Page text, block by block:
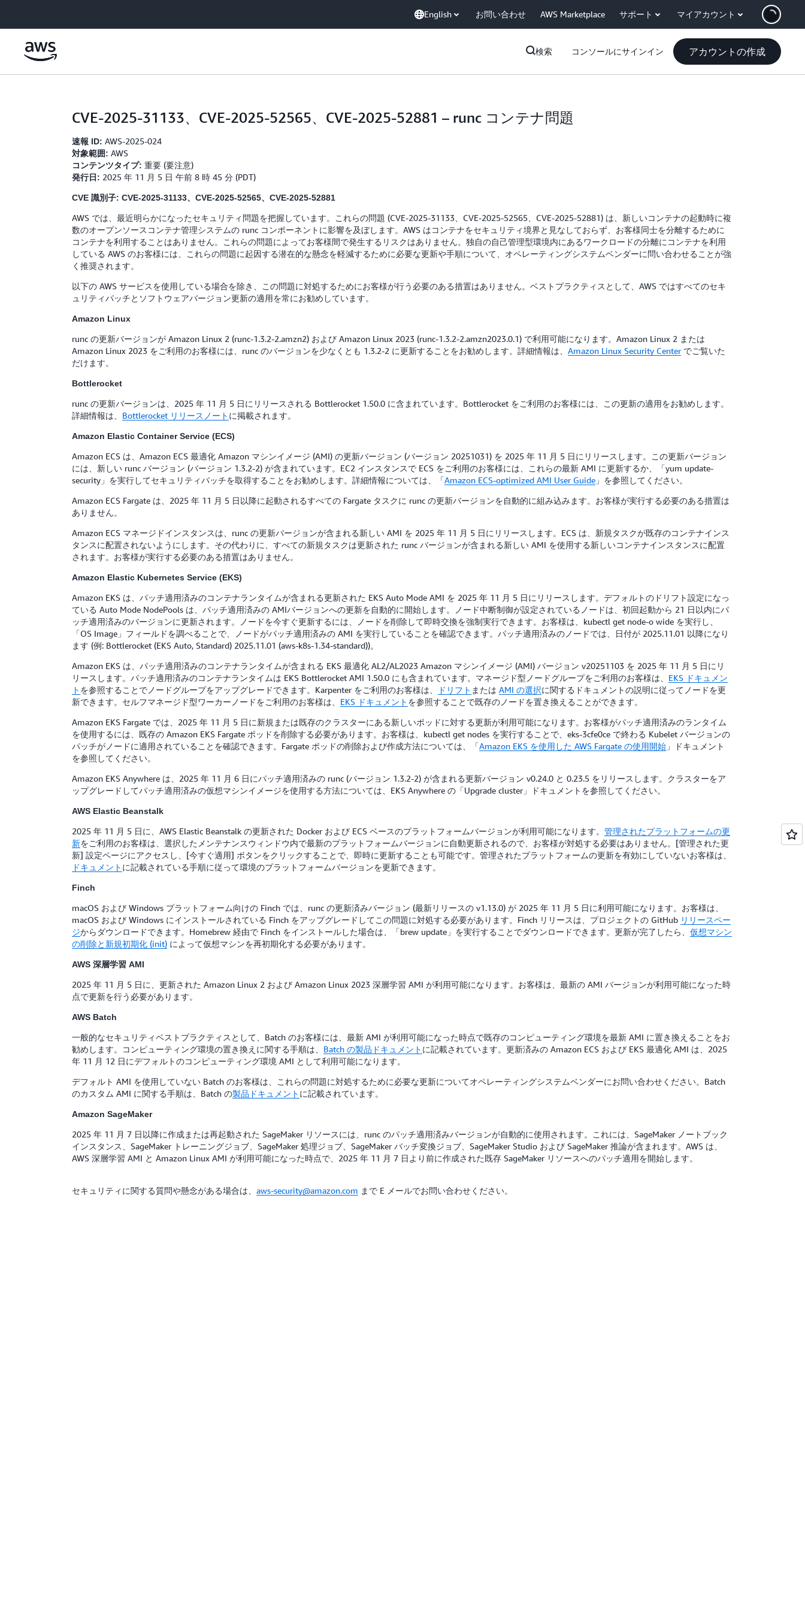
English お問い合わせ AWS Marketplace サポート マイアカウント
検索 コンソールにサインイン アカウントの作成
CVE-2025-31133、CVE-2025-52565、CVE-2025-52881 – runc コンテナ問題
速報 ID: AWS-2025-024
対象範囲: AWS
コンテンツタイプ: 重要 (要注意)
発行日: 2025 年 11 月 5 日 午前 8 時 45 分 (PDT)
CVE 識別子: CVE-2025-31133、CVE-2025-52565、CVE-2025-52881
AWS では、最近明らかになったセキュリティ問題を把握しています。これらの問題 (CVE-2025-31133、CVE-2025-52565、CVE-2025-52881) は、新しいコンテナの起動時に複
数のオープンソースコンテナ管理システムの runc コンポーネントに影響を及ぼします。AWS はコンテナをセキュリティ境界と見なしておらず、お客様同士を分離するために
コンテナを利用することはありません。これらの問題によってお客様間で発生するリスクはありません。独自の自己管理型環境内にあるワークロードの分離にコンテナを利用
している AWS のお客様には、これらの問題に起因する潜在的な懸念を軽減するために必要な更新や手順について、オペレーティングシステムベンダーに問い合わせることが強
く推奨されます。
以下の AWS サービスを使用している場合を除き、この問題に対処するためにお客様が行う必要のある措置はありません。ベストプラクティスとして、AWS ではすべてのセキ
ュリティパッチとソフトウェアバージョン更新の適用を常にお勧めしています。
Amazon Linux
runc の更新バージョンが Amazon Linux 2 (runc-1.3.2-2.amzn2) および Amazon Linux 2023 (runc-1.3.2-2.amzn2023.0.1) で利用可能になります。Amazon Linux 2 または
Amazon Linux 2023 をご利用のお客様には、runc のバージョンを少なくとも 1.3.2-2 に更新することをお勧めします。詳細情報は、 Amazon Linux Security Center でご覧いた
だけます。
Bottlerocket
runc の更新バージョンは、2025 年 11 月 5 日にリリースされる Bottlerocket 1.50.0 に含まれています。Bottlerocket をご利用のお客様には、この更新の適用をお勧めします。
詳細情報は、 Bottlerocket リリースノート に掲載されます。
Amazon Elastic Container Service (ECS)
Amazon ECS は、Amazon ECS 最適化 Amazon マシンイメージ (AMI) の更新バージョン (バージョン 20251031) を 2025 年 11 月 5 日にリリースします。この更新バージョン
には、新しい runc バージョン (バージョン 1.3.2-2) が含まれています。EC2 インスタンスで ECS をご利用のお客様には、これらの最新 AMI に更新するか、「yum update-
security」を実行してセキュリティパッチを取得することをお勧めします。詳細情報については、「Amazon ECS-optimized AMI User Guide 」を参照してください。
Amazon ECS Fargate は、2025 年 11 月 5 日以降に起動されるすべての Fargate タスクに runc の更新バージョンを自動的に組み込みます。お客様が実行する必要のある措置は
ありません。
Amazon ECS マネージドインスタンスは、runc の更新バージョンが含まれる新しい AMI を 2025 年 11 月 5 日にリリースします。ECS は、新規タスクが既存のコンテナインス
タンスに配置されないようにします。その代わりに、すべての新規タスクは更新された runc バージョンが含まれる新しい AMI を使用する新しいコンテナインスタンスに配置
されます。お客様が実行する必要のある措置はありません。
Amazon Elastic Kubernetes Service (EKS)
Amazon EKS は、パッチ適用済みのコンテナランタイムが含まれる更新された EKS Auto Mode AMI を 2025 年 11 月 5 日にリリースします。デフォルトのドリフト設定になっ
ている Auto Mode NodePools は、パッチ適用済みの AMIバージョンへの更新を自動的に開始します。ノード中断制御が設定されているノードは、初回起動から 21 日以内にパ
ッチ適用済みのバージョンに更新されます。ノードを今すぐ更新するには、ノードを削除して即時交換を強制実行できます。お客様は、kubectl get node-o wide を実行し、
「OS Image」フィールドを調べることで、ノードがパッチ適用済みの AMI を実行していることを確認できます。パッチ適用済みのノードでは、日付が 2025.11.01 以降になり
ます (例: Bottlerocket (EKS Auto, Standard) 2025.11.01 (aws-k8s-1.34-standard))。
Amazon EKS は、パッチ適用済みのコンテナランタイムが含まれる EKS 最適化 AL2/AL2023 Amazon マシンイメージ (AMI) バージョン v20251103 を 2025 年 11 月 5 日にリ
リースします。パッチ適用済みのコンテナランタイムは EKS Bottlerocket AMI 1.50.0 にも含まれています。マネージド型ノードグループをご利用のお客様は、 EKS ドキュメン
ト を参照することでノードグループをアップグレードできます。Karpenter をご利用のお客様は、 ドリフト または AMI の選択に関するドキュメントの説明に従ってノードを更
新できます。セルフマネージド型ワーカーノードをご利用のお客様は、 EKS ドキュメント を参照することで既存のノードを置き換えることができます。
Amazon EKS Fargate では、2025 年 11 月 5 日に新規または既存のクラスターにある新しいポッドに対する更新が利用可能になります。お客様がパッチ適用済みのランタイム
を使用するには、既存の Amazon EKS Fargate ポッドを削除する必要があります。お客様は、kubectl get nodes を実行することで、eks-3cfe0ce で終わる Kubelet バージョンの
パッチがノードに適用されていることを確認できます。Fargate ポッドの削除および作成方法については、「Amazon EKS を使用した AWS Fargate の使用開始 」ドキュメント
を参照してください。
Amazon EKS Anywhere は、2025 年 11 月 6 日にパッチ適用済みの runc (バージョン 1.3.2-2) が含まれる更新バージョン v0.24.0 と 0.23.5 をリリースします。クラスターをア
ップグレードしてパッチ適用済みの仮想マシンイメージを使用する方法については、EKS Anywhere の「Upgrade cluster」ドキュメントを参照してください。
AWS Elastic Beanstalk
2025 年 11 月 5 日に、AWS Elastic Beanstalk の更新された Docker および ECS ベースのプラットフォームバージョンが利用可能になります。 管理されたプラットフォームの更
新をご利用のお客様は、選択したメンテナンスウィンドウ内で最新のプラットフォームバージョンに自動更新されるので、お客様が対処する必要はありません。[管理された更
新] 設定ページにアクセスし、[今すぐ適用] ボタンをクリックすることで、即時に更新することも可能です。管理されたプラットフォームの更新を有効にしていないお客様は、
ドキュメント に記載されている手順に従って環境のプラットフォームバージョンを更新できます。
Finch
macOS および Windows プラットフォーム向けの Finch では、runc の更新済みバージョン (最新リリースの v1.13.0) が 2025 年 11 月 5 日に利用可能になります。お客様は、
macOS および Windows にインストールされている Finch をアップグレードしてこの問題に対処する必要があります。Finch リリースは、プロジェクトの GitHub リリースペー
ジからダウンロードできます。Homebrew 経由で Finch をインストールした場合は、「brew update」を実行することでダウンロードできます。更新が完了したら、 仮想マシン
の削除と新規初期化 (init) によって仮想マシンを再初期化する必要があります。
AWS 深層学習 AMI
2025 年 11 月 5 日に、更新された Amazon Linux 2 および Amazon Linux 2023 深層学習 AMI が利用可能になります。お客様は、最新の AMI バージョンが利用可能になった時
点で更新を行う必要があります。
AWS Batch
一般的なセキュリティベストプラクティスとして、Batch のお客様には、最新 AMI が利用可能になった時点で既存のコンピューティング環境を最新 AMI に置き換えることをお
勧めします。コンピューティング環境の置き換えに関する手順は、 Batch の製品ドキュメント に記載されています。更新済みの Amazon ECS および EKS 最適化 AMI は、2025
年 11 月 12 日にデフォルトのコンピューティング環境 AMI として利用可能になります。
デフォルト AMI を使用していない Batch のお客様は、これらの問題に対処するために必要な更新についてオペレーティングシステムベンダーにお問い合わせください。Batch
のカスタム AMI に関する手順は、Batch の製品ドキュメント に記載されています。
Amazon SageMaker
2025 年 11 月 7 日以降に作成または再起動された SageMaker リソースには、runc のパッチ適用済みバージョンが自動的に使用されます。これには、SageMaker ノートブック
インスタンス、SageMaker トレーニングジョブ、SageMaker 処理ジョブ、SageMaker バッチ変換ジョブ、SageMaker Studio および SageMaker 推論が含まれます。AWS は、
AWS 深層学習 AMI と Amazon Linux AMI が利用可能になった時点で、2025 年 11 月 7 日より前に作成された既存 SageMaker リソースへのパッチ適用を開始します。
セキュリティに関する質問や懸念がある場合は、 aws-security@amazon.com まで E メールでお問い合わせください。